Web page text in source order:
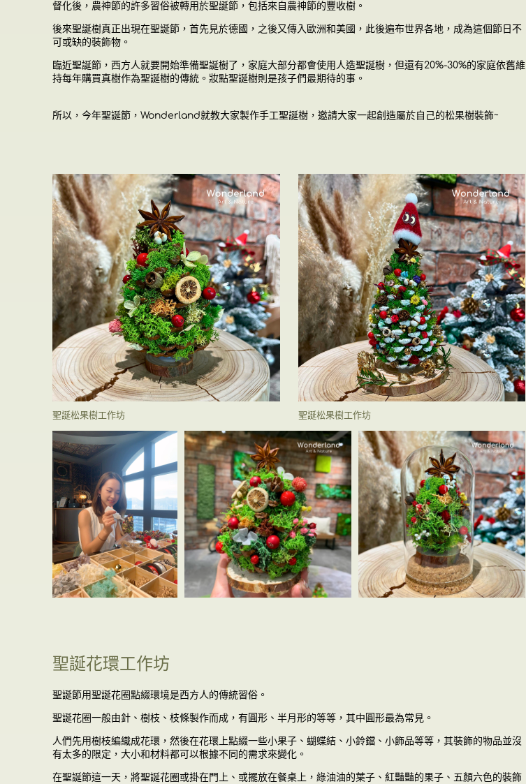
督化後，農神節的許多習俗被轉用於聖誕節，包括來自農神節的豐收樹。
後來聖誕樹真正出現在聖誕節，首先見於德國，之後又傳入歐洲和美國，此後遍布世界各地，成為這個節日不
可或缺的裝飾物。
臨近聖誕節，西方人就要開始準備聖誕樹了 ， 家庭大部分都會使用人造聖誕樹 ， 但還有20%-30%的家庭依舊維
持每年購買真樹作為聖誕樹的傳統 。 妝點聖誕樹則是孩子們最期待的事。
所以，今年聖誕節，Wonderland就教大家製作手工聖誕樹，邀請大家一起創造屬於自己的松果樹裝飾~
聖誕松果樹工作坊 聖誕松果樹工作坊
聖誕花環工作坊
聖誕節用聖誕花圈點綴環境是西方人的傳統習俗。
聖誕花圈一般由針、樹枝、枝條製作而成，有圓形、半月形的等等，其中圓形最為常見。
人們先用樹枝編織成花環，然後在花環上點綴一些小果子、蝴蝶結、小鈴鐺、小飾品等等，其裝飾的物品並沒
有太多的限定，大小和材料都可以根據不同的需求來變化。
在聖誕節這一天，將聖誕花圈或掛在門上、或擺放在餐桌上，綠油油的葉子、紅豔豔的果子、五顏六色的裝飾